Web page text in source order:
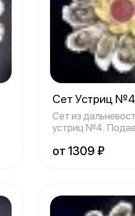
Сет Устриц №4
Сет из
устриц №4.
от 1309 ₽